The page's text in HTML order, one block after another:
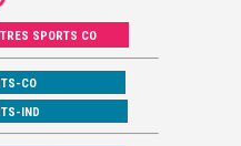
SPORTS CO
CO
IND